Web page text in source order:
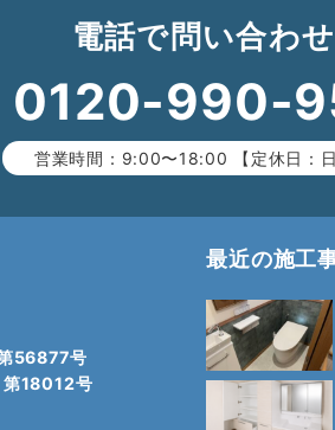
電話で問い合わせ
0120-990-
営業時間：9:00〜18:00 【定休日：日
56877号
18012号
最近の施工